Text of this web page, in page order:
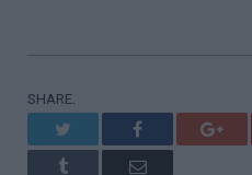
SHARE.
Facebook
Tumblr Email